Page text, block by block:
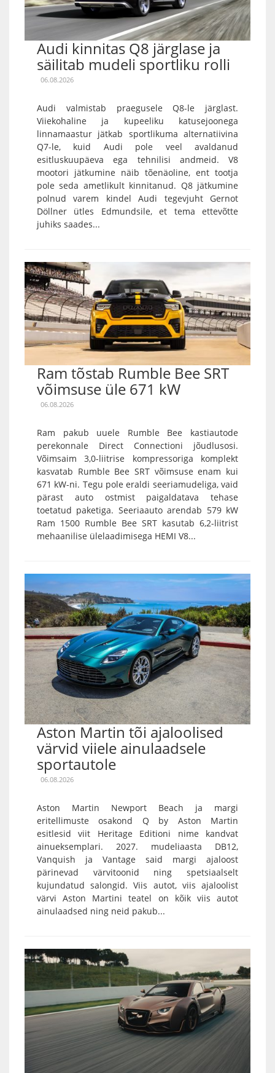
Audi kinnitas Q8 järglase ja
säilitab mudeli sportliku rolli
06.08.2026
Audi valmistab praegusele Q8-le järglast.
Viiekohaline ja kupeeliku katusejoonega
linnamaastur jätkab sportlikuma alternatiivina
Q7-le, kuid Audi pole veel avaldanud
esitluskuupäeva ega tehnilisi andmeid. V8
mootori jätkumine näib tõenäoline, ent tootja
pole seda ametlikult kinnitanud. Q8 jätkumine
polnud varem kindel Audi tegevjuht Gernot
Döllner ütles Edmundsile, et tema ettevõtte
juhiks saades...
Ram tõstab Rumble Bee SRT
võimsuse üle 671 kW
06.08.2026
Ram pakub uuele Rumble Bee kastiautode
perekonnale Direct Connectioni jõudlusosi.
Võimsaim 3,0-liitrise kompressoriga komplekt
kasvatab Rumble Bee SRT võimsuse enam kui
671 kW-ni. Tegu pole eraldi seeriamudeliga, vaid
pärast auto ostmist paigaldatava tehase
toetatud paketiga. Seeriaauto arendab 579 kW
Ram 1500 Rumble Bee SRT kasutab 6,2-liitrist
mehaanilise ülelaadimisega HEMI V8...
Aston Martin tõi ajaloolised
värvid viiele ainulaadsele
sportautole
06.08.2026
Aston Martin Newport Beach ja margi
eritellimuste osakond Q by Aston Martin
esitlesid viit Heritage Editioni nime kandvat
ainueksemplari. 2027. mudeliaasta DB12,
Vanquish ja Vantage said margi ajaloost
pärinevad värvitoonid ning spetsiaalselt
kujundatud salongid. Viis autot, viis ajaloolist
värvi Aston Martini teatel on kõik viis autot
ainulaadsed ning neid pakub...